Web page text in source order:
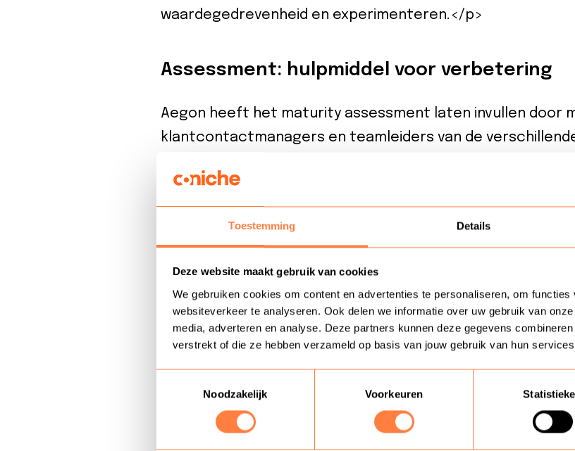
Toestemming Details
Deze website maakt gebruik van cookies
We gebruiken cookies om content en advertenties te personaliseren, om
websiteverkeer te analyseren. Ook delen we informatie over uw gebruik van
media, adverteren en analyse. Deze partners kunnen deze gegevens
verstrekt of die ze hebben verzameld op basis van jouw gebruik van hun
Noodzakelijk
Voorkeuren
waardegedrevenheid en experimenteren.</p>
Assessment: hulpmiddel voor verbetering
Aegon heeft het maturity assessment laten invullen door
klantcontactmanagers en teamleiders van de
landen verschillen verder sterk van elkaar – niet alleen
qua productenaanbod,” aldus Brus. Marjolein Droog,
bij Aegon, licht toe: “De verschillende landen en
overkomen. Maar men ziet het echt als een hulpmiddel
‘audit’. Dat is mede te danken aan de operationele
Coniche.”
om de resultaten uit de scan te toetsen. We hebben
gesproken met medewerkers. Voor kleinere landen
gedaan.” “We hebben Coniche gekozen voor deze